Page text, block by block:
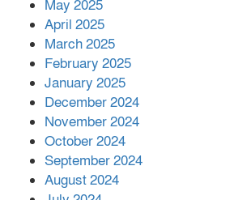
সহায়তা দিলেন সাচিং
May 2025
April 2025
March 2025
February 2025
January 2025
December 2024
November 2024
October 2024
September 2024
August 2024